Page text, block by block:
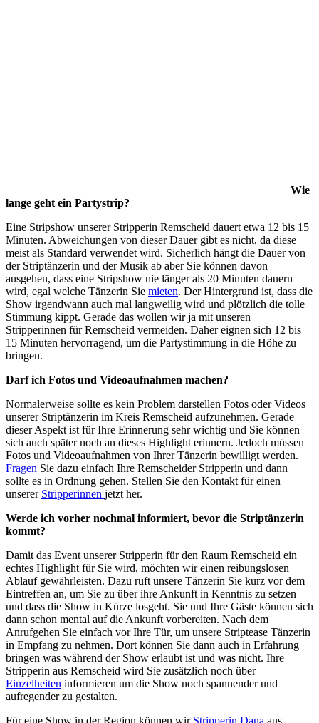
Wie
lange geht ein Partystrip?
Eine Stripshow unserer Stripperin Remscheid dauert etwa 12 bis 15
Minuten. Abweichungen von dieser Dauer gibt es nicht, da diese
meist als Standard verwendet wird. Sicherlich hängt die Dauer von
der Striptänzerin und der Musik ab aber Sie können davon
ausgehen, dass eine Stripshow nie länger als 20 Minuten dauern
wird, egal welche Tänzerin Sie mieten. Der Hintergrund ist, dass die
Show irgendwann auch mal langweilig wird und plötzlich die tolle
Stimmung kippt. Gerade das wollen wir ja mit unseren
Stripperinnen für Remscheid vermeiden. Daher eignen sich 12 bis
15 Minuten hervorragend, um die Partystimmung in die Höhe zu
bringen.
Darf ich Fotos und Videoaufnahmen machen?
Normalerweise sollte es kein Problem darstellen Fotos oder Videos
unserer Striptänzerin im Kreis Remscheid aufzunehmen. Gerade
dieser Aspekt ist für Ihre Erinnerung sehr wichtig und Sie können
sich auch später noch an dieses Highlight erinnern. Jedoch müssen
Fotos und Videoaufnahmen von Ihrer Tänzerin bewilligt werden.
Fragen Sie dazu einfach Ihre Remscheider Stripperin und dann
sollte es in Ordnung gehen. Stellen Sie den Kontakt für einen
unserer Stripperinnen jetzt her.
Werde ich vorher nochmal informiert, bevor die Striptänzerin
kommt?
Damit das Event unserer Stripperin für den Raum Remscheid ein
echtes Highlight für Sie wird, möchten wir einen reibungslosen
Ablauf gewährleisten. Dazu ruft unsere Tänzerin Sie kurz vor dem
Eintreffen an, um Sie zu über ihre Ankunft in Kenntnis zu setzen
und dass die Show in Kürze losgeht. Sie und Ihre Gäste können sich
dann schon mental auf die Ankunft vorbereiten. Nach dem
Anrufgehen Sie einfach vor Ihre Tür, um unsere Striptease Tänzerin
in Empfang zu nehmen. Dort können Sie dann auch in Erfahrung
bringen was während der Show erlaubt ist und was nicht. Ihre
Stripperin aus Remscheid wird Sie zusätzlich noch über
Einzelheiten informieren um die Show noch spannender und
aufregender zu gestalten.
Für eine Show in der Region können wir Stripperin Dana aus